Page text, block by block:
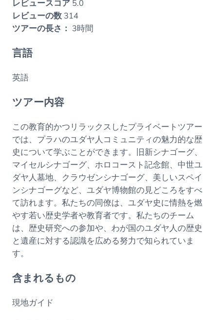
レビュースコア5.0
レビューの数314
ツアーの長さ： 3時間
言語
英語
ツアー内容
この教育的かつリラックスしたプライベートツアー
では、プラハのユダヤ人コミュニティの魅力的な歴
史について学ぶことができます。旧新シナゴーグ、
マイセルシナゴーグ、ホロコースト記念館、中世ユ
ダヤ人墓地、クラウゼンシナゴーグ、美しいスペイ
ンシナゴーグなど、ユダヤ博物館の見どころをすべ
て訪れます。私たちの同僚は、ユダヤ史に情熱を燃
やす若い歴史学者や教育者です。私たちのチーム
は、歴史研究への参加や、わが国のユダヤ人の歴史
と遺産に対する認識を広める努力で知られていま
す。
含まれるもの
現地ガイド